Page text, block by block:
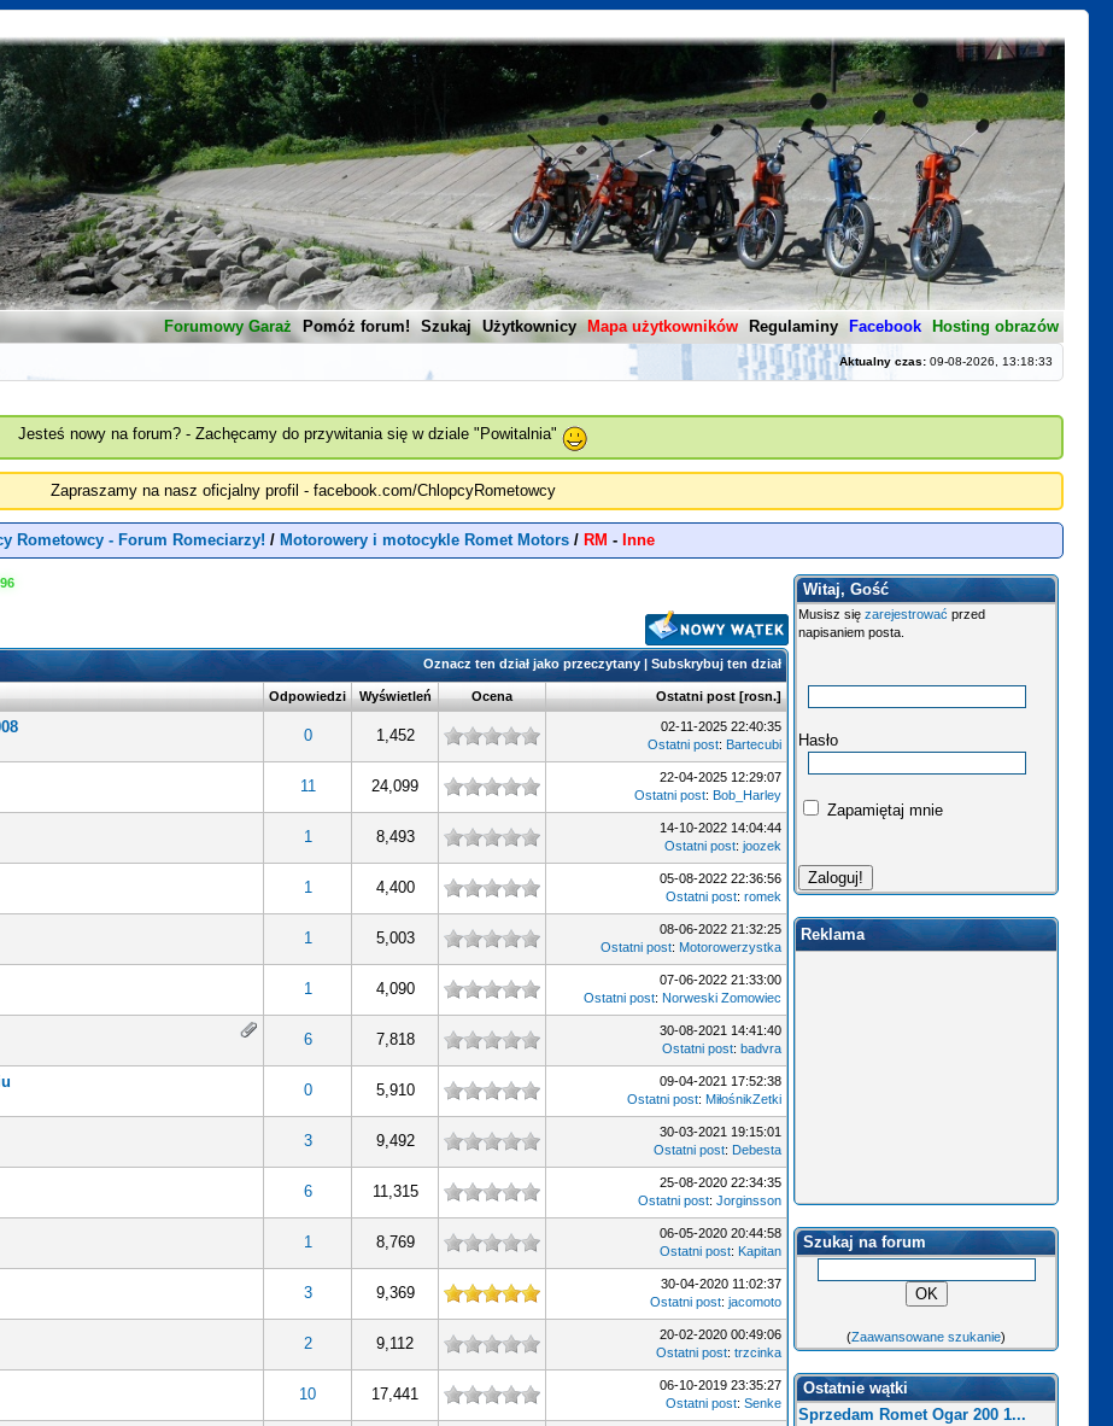
Forumowy Garaż Pomóż forum! Szukaj Użytkownicy Mapa użytkowników Regulaminy Facebook Hosting obrazów
Aktualny czas:09-08-2026, 13:18:33
Jesteś nowy na forum? - Zachęcamy do przywitania się w dziale "Powitalnia"
Zapraszamy na nasz oficjalny profil - facebook.com/ChlopcyRometowcy
Rometowcy - Forum Romeciarzy! / Motorowery i motocykle Romet Motors / RM - Inne
Oznacz ten dział jako przeczytany|Subskrybuj ten dział
Odpowiedzi Wyświetleń Ocena Ostatni post [rosn.]
0 1,452
02-11-2025 22:40:35
Ostatni post: Bartecubi
11 24,099
22-04-2025 12:29:07
Ostatni post: Bob_Harley
1 8,493
14-10-2022 14:04:44
Ostatni post:joozek
1 4,400
05-08-2022 22:36:56
Ostatni post:romek
1 5,003
08-06-2022 21:32:25
Ostatni post: Motorowerzystka
1 4,090
07-06-2022 21:33:00
Ostatni post: Norweski Zomowiec
6 7,818
30-08-2021 14:41:40
Ostatni post: badvra
0 5,910
09-04-2021 17:52:38
Ostatni post: MiłośnikZetki
3 9,492
30-03-2021 19:15:01
Ostatni post: Debesta
6 11,315
25-08-2020 22:34:35
Ostatni post:Jorginsson
1 8,769
06-05-2020 20:44:58
Ostatni post: Kapitan
3 9,369
30-04-2020 11:02:37
Ostatni post:jacomoto
2 9,112
20-02-2020 00:49:06
Ostatni post:trzcinka
10 17,441
06-10-2019 23:35:27
Ostatni post:Senke
Witaj, Gość
Musisz sięzarejestrować przed
napisaniem posta.
Hasło
Zapamiętaj mnie
Reklama
Szukaj na forum
(Zaawansowane szukanie)
Ostatnie wątki
Sprzedam Romet Ogar 200 1...